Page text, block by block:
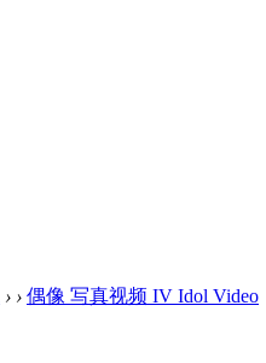
› › 偶像 写真视频 IV Idol Video